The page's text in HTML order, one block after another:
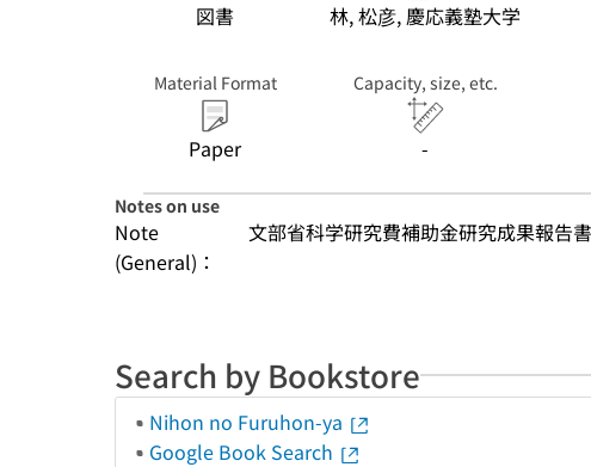
図書 林, 松彦, 慶応義塾大学
Material Format
Paper
Capacity, size, etc.
-
Notes on use
Note
(General)：
文部省科学研究費補助金研究成果報告書
Search by Bookstore
Nihon no Furuhon-ya
Google Book Search